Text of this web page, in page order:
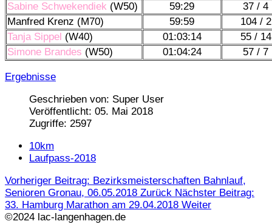
Sabine Schwekendiek (W50) 59:29
37 / 4
Manfred Krenz (M70)
59:59
104 / 2
Tanja Sippel (W40) 01:03:14
55 / 14
Simone Brandes (W50) 01:04:24 57 / 7
Ergebnisse
Geschrieben von: Super User
Veröffentlicht: 05. Mai 2018
Zugriffe: 2597
10km
Laufpass-2018
Vorheriger Beitrag: Bezirksmeisterschaften Bahnlauf,
Senioren Gronau, 06.05.2018 Zurück Nächster Beitrag:
33. Hamburg Marathon am 29.04.2018 Weiter
©2024 lac-langenhagen.de